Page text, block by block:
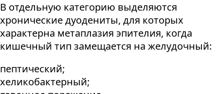
В отдельную категорию выделяются
хронические дуодениты, для которых
характерна метаплазия эпителия, когда
кишечный тип замещается на желудочный:
пептический;
хеликобактерный;